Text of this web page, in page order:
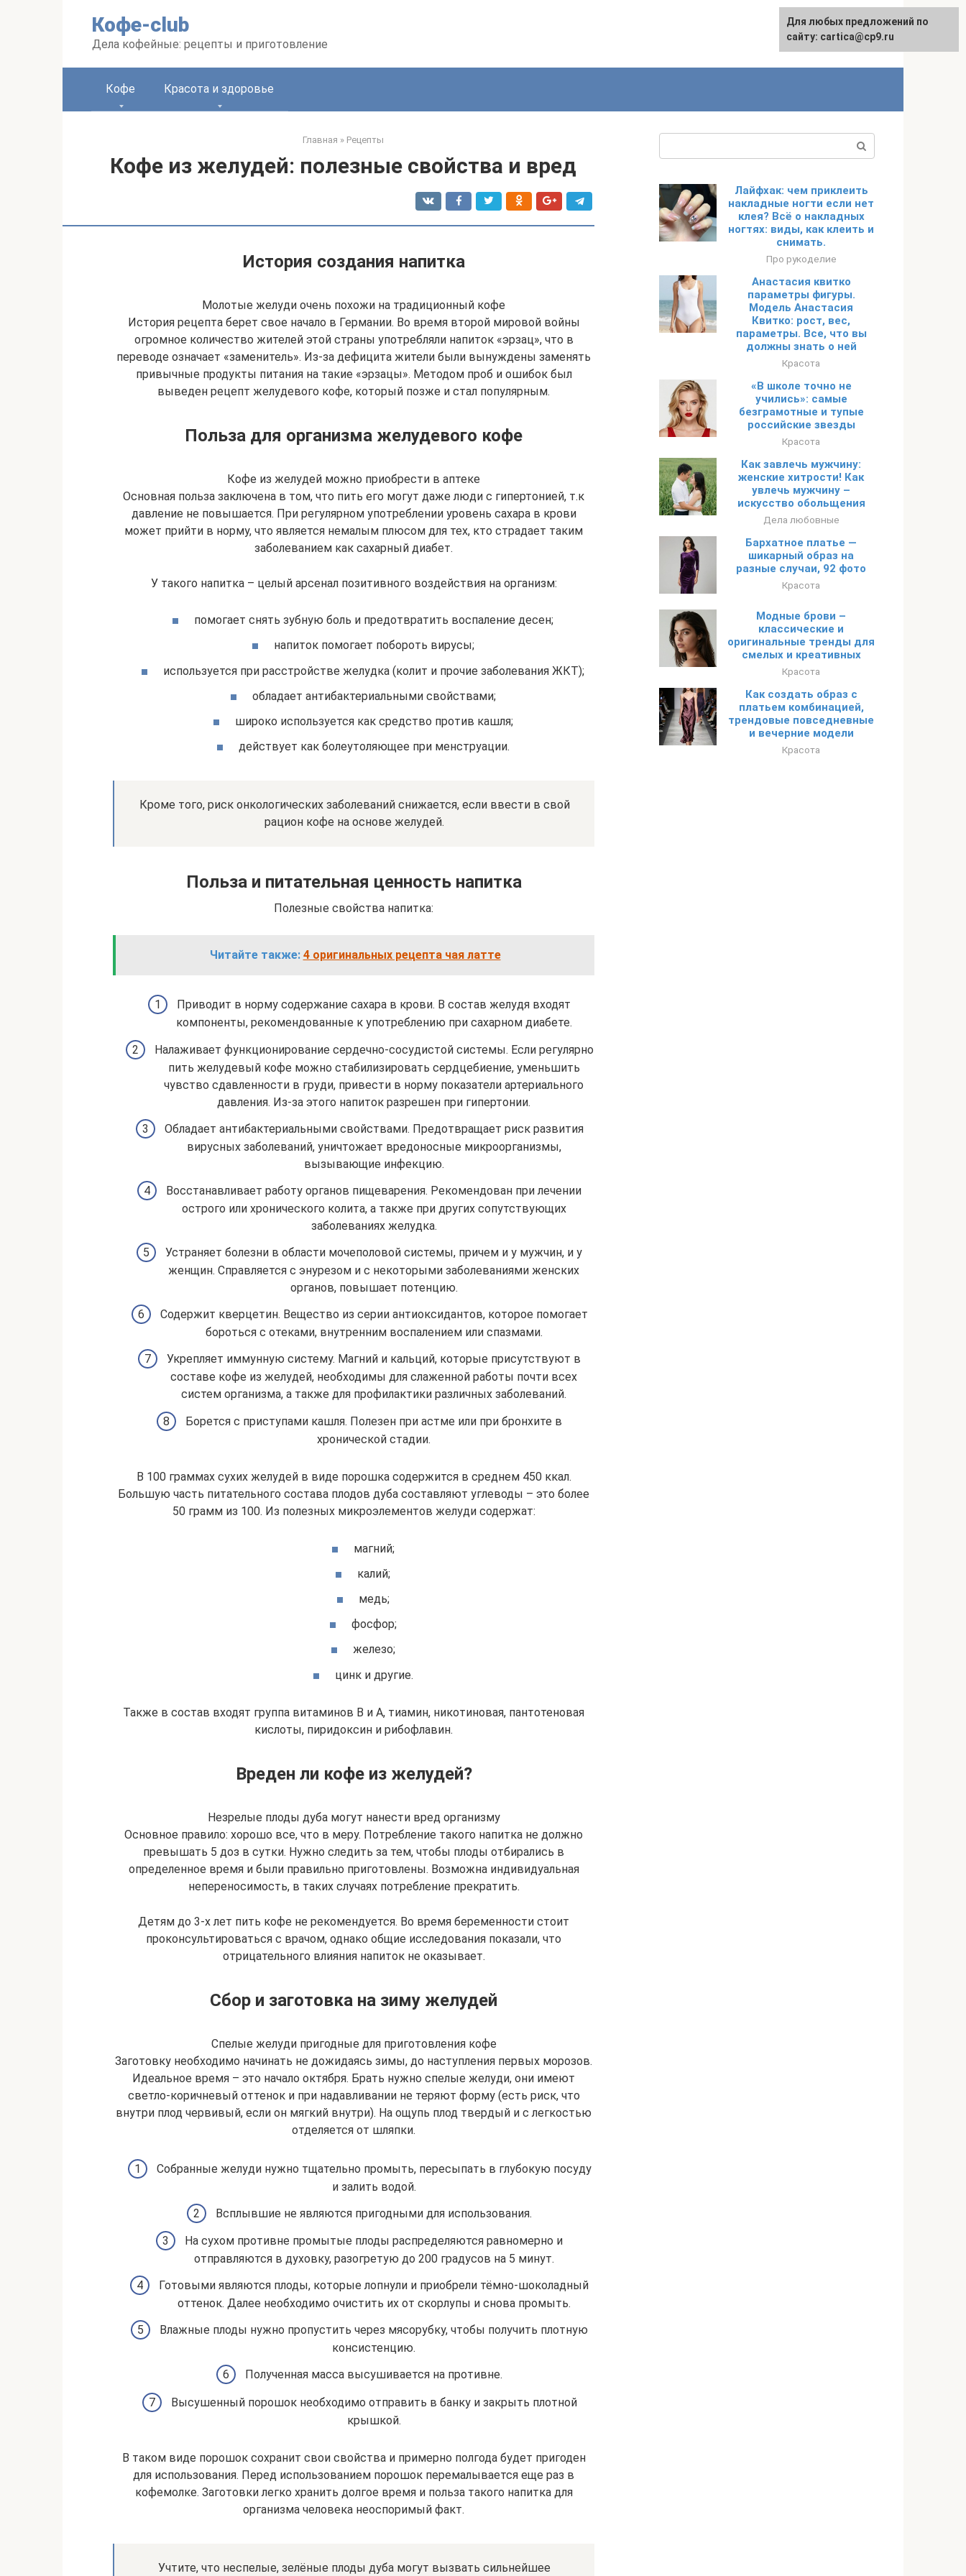
Кофе-club
Дела кофейные: рецепты и приготовление
English
Кофе Красота и здоровье
Главная » Рецепты
Кофе из желудей: полезные свойства и вред
История создания напитка
Молотые желуди очень похожи на традиционный кофе
История рецепта берет свое начало в Германии. Во время второй мировой войны
огромное количество жителей этой страны употребляли напиток «эрзац», что в
переводе означает «заменитель». Из-за дефицита жители были вынуждены заменять
привычные продукты питания на такие «эрзацы». Методом проб и ошибок был
выведен рецепт желудевого кофе, который позже и стал популярным.
Польза для организма желудевого кофе
Кофе из желудей можно приобрести в аптеке
Основная польза заключена в том, что пить его могут даже люди с гипертонией, т.к
давление не повышается. При регулярном употреблении уровень сахара в крови
может прийти в норму, что является немалым плюсом для тех, кто страдает таким
заболеванием как сахарный диабет.
У такого напитка – целый арсенал позитивного воздействия на организм:
помогает снять зубную боль и предотвратить воспаление десен;
напиток помогает побороть вирусы;
используется при расстройстве желудка (колит и прочие заболевания ЖКТ);
обладает антибактериальными свойствами;
широко используется как средство против кашля;
действует как болеутоляющее при менструации.
Кроме того, риск онкологических заболеваний снижается, если ввести в свой
рацион кофе на основе желудей.
Польза и питательная ценность напитка
Полезные свойства напитка:
Читайте также: 4 оригинальных рецепта чая латте
Приводит в норму содержание сахара в крови. В состав желудя входят
компоненты, рекомендованные к употреблению при сахарном диабете.
Налаживает функционирование сердечно-сосудистой системы. Если регулярно
пить желудевый кофе можно стабилизировать сердцебиение, уменьшить
чувство сдавленности в груди, привести в норму показатели артериального
давления. Из-за этого напиток разрешен при гипертонии.
Обладает антибактериальными свойствами. Предотвращает риск развития
вирусных заболеваний, уничтожает вредоносные микроорганизмы,
вызывающие инфекцию.
Восстанавливает работу органов пищеварения. Рекомендован при лечении
острого или хронического колита, а также при других сопутствующих
заболеваниях желудка.
Устраняет болезни в области мочеполовой системы, причем и у мужчин, и у
женщин. Справляется с энурезом и с некоторыми заболеваниями женских
органов, повышает потенцию.
Содержит кверцетин. Вещество из серии антиоксидантов, которое помогает
бороться с отеками, внутренним воспалением или спазмами.
Укрепляет иммунную систему. Магний и кальций, которые присутствуют в
составе кофе из желудей, необходимы для слаженной работы почти всех
систем организма, а также для профилактики различных заболеваний.
Борется с приступами кашля. Полезен при астме или при бронхите в
хронической стадии.
В 100 граммах сухих желудей в виде порошка содержится в среднем 450 ккал.
Большую часть питательного состава плодов дуба составляют углеводы – это более
50 грамм из 100. Из полезных микроэлементов желуди содержат:
магний;
калий;
медь;
фосфор;
железо;
цинк и другие.
Также в состав входят группа витаминов В и А, тиамин, никотиновая, пантотеновая
кислоты, пиридоксин и рибофлавин.
Вреден ли кофе из желудей?
Незрелые плоды дуба могут нанести вред организму
Основное правило: хорошо все, что в меру. Потребление такого напитка не должно
превышать 5 доз в сутки. Нужно следить за тем, чтобы плоды отбирались в
определенное время и были правильно приготовлены. Возможна индивидуальная
непереносимость, в таких случаях потребление прекратить.
Детям до 3-х лет пить кофе не рекомендуется. Во время беременности стоит
проконсультироваться с врачом, однако общие исследования показали, что
отрицательного влияния напиток не оказывает.
Сбор и заготовка на зиму желудей
Спелые желуди пригодные для приготовления кофе
Заготовку необходимо начинать не дожидаясь зимы, до наступления первых морозов.
Идеальное время – это начало октября. Брать нужно спелые желуди, они имеют
светло-коричневый оттенок и при надавливании не теряют форму (есть риск, что
внутри плод червивый, если он мягкий внутри). На ощупь плод твердый и с легкостью
отделяется от шляпки.
Собранные желуди нужно тщательно промыть, пересыпать в глубокую посуду
и залить водой.
Всплывшие не являются пригодными для использования.
На сухом противне промытые плоды распределяются равномерно и
отправляются в духовку, разогретую до 200 градусов на 5 минут.
Готовыми являются плоды, которые лопнули и приобрели тёмно-шоколадный
оттенок. Далее необходимо очистить их от скорлупы и снова промыть.
Влажные плоды нужно пропустить через мясорубку, чтобы получить плотную
консистенцию.
Полученная масса высушивается на противне.
Высушенный порошок необходимо отправить в банку и закрыть плотной
крышкой.
В таком виде порошок сохранит свои свойства и примерно полгода будет пригоден
для использования. Перед использованием порошок перемалывается еще раз в
кофемолке. Заготовки легко хранить долгое время и польза такого напитка для
организма человека неоспоримый факт.
Учтите, что неспелые, зелёные плоды дуба могут вызвать сильнейшее
Лайфхак: чем приклеить
накладные ногти если нет
клея? Всё о накладных
ногтях: виды, как клеить и
снимать.
Про рукоделие
Анастасия квитко
параметры фигуры.
Модель Анастасия
Квитко: рост, вес,
параметры. Все, что вы
должны знать о ней
Красота
«В школе точно не
учились»: самые
безграмотные и тупые
российские звезды
Красота
Как завлечь мужчину:
женские хитрости! Как
увлечь мужчину –
искусство обольщения
Дела любовные
Бархатное платье —
шикарный образ на
разные случаи, 92 фото
Красота
Модные брови –
классические и
оригинальные тренды для
смелых и креативных
Красота
Как создать образ с
платьем комбинацией,
трендовые повседневные
и вечерние модели
Красота
Для любых предложений по
сайту: cartica@cp9.ru